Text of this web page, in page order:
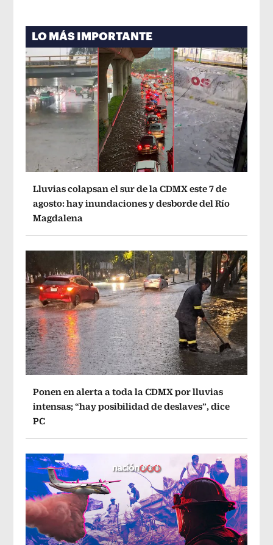
LO MÁS IMPORTANTE
Lluvias colapsan el sur de la CDMX este 7 de
agosto: hay inundaciones y desborde del Río
Magdalena
Ponen en alerta a toda la CDMX por lluvias
intensas; “hay posibilidad de deslaves”, dice
PC